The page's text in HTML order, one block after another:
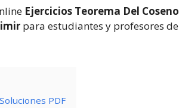
Ejercicios Teorema Del Coseno
para estudiantes y profesores de
PDF